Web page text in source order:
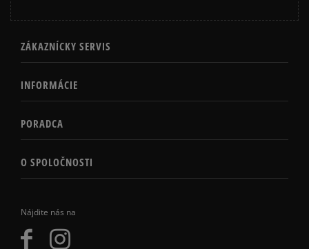
Nájdite nás na
ZÁKAZNÍCKY SERVIS
INFORMÁCIE
PORADCA
O SPOLOČNOSTI